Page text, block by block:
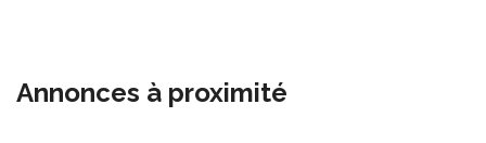
Annonces à proximité